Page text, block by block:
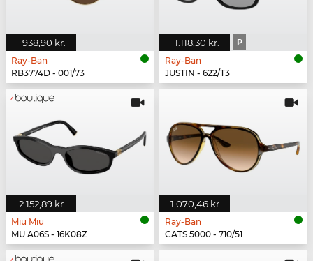
938,90 kr.
Ray-Ban
RB3774D - 001/73
1.118,30 kr. P
Ray-Ban
JUSTIN - 622/T3
2.152,89 kr.
Miu Miu
MU A06S - 16K08Z
1.070,46 kr.
Ray-Ban
CATS 5000 - 710/51